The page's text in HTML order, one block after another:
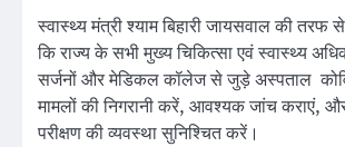
स्वास्थ्य मंत्री श्याम बिहारी जायसवाल की तरफ से
कि राज्य के सभी मुख्य चिकित्सा एवं स्वास्थ्य
सर्जनों और मेडिकल कॉलेज से जुड़े अस्पताल
मामलों की निगरानी करें, आवश्यक जांच कराएं,
परीक्षण की व्यवस्था सुनिश्चित करें।